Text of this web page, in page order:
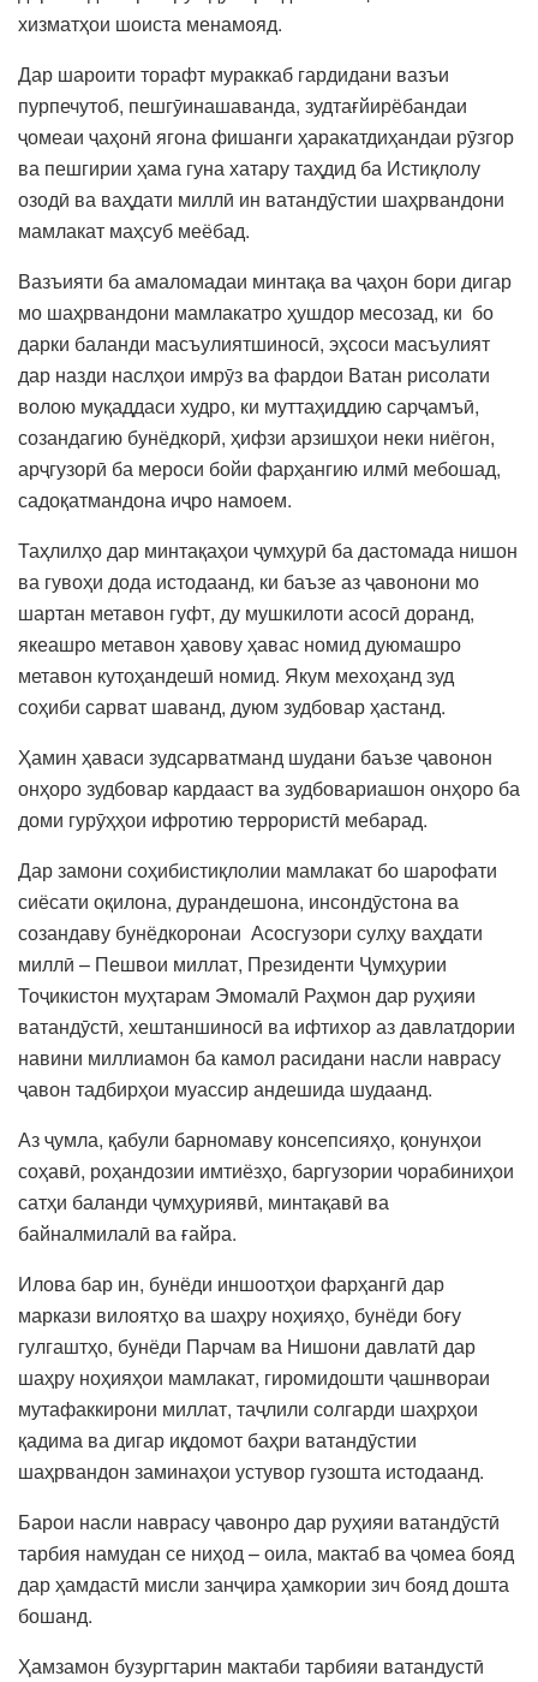
хизматҳои шоиста менамояд.
Дар шароити торафт мураккаб гардидани вазъи
пурпечутоб, пешгӯинашаванда, зудтағйирёбандаи
ҷомеаи ҷаҳонӣ ягона фишанги ҳаракатдиҳандаи рӯзгор
ва пешгирии ҳама гуна хатару таҳдид ба Истиқлолу
озодӣ ва ваҳдати миллӣ ин ватандӯстии шаҳрвандони
мамлакат маҳсуб меёбад.
Вазъияти ба амаломадаи минтақа ва ҷаҳон бори дигар
мо шаҳрвандони мамлакатро ҳушдор месозад, ки бо
дарки баланди масъулиятшиносӣ, эҳсоси масъулият
дар назди наслҳои имрӯз ва фардои Ватан рисолати
волою муқаддаси худро, ки муттаҳиддию сарҷамъӣ,
созандагию бунёдкорӣ, ҳифзи арзишҳои неки ниёгон,
арҷгузорӣ ба мероси бойи фарҳангию илмӣ мебошад,
садоқатмандона иҷро намоем.
Таҳлилҳо дар минтақаҳои ҷумҳурӣ ба дастомада нишон
ва гувоҳи дода истодаанд, ки баъзе аз ҷавонони мо
шартан метавон гуфт, ду мушкилоти асосӣ доранд,
якеашро метавон ҳавову ҳавас номид дуюмашро
метавон кутоҳандешӣ номид. Якум мехоҳанд зуд
соҳиби сарват шаванд, дуюм зудбовар ҳастанд.
Ҳамин ҳаваси зудсарватманд шудани баъзе ҷавонон
онҳоро зудбовар кардааст ва зудбовариашон онҳоро ба
доми гурӯҳҳои ифротию террористӣ мебарад.
Дар замони соҳибистиқлолии мамлакат бо шарофати
сиёсати оқилона, дурандешона, инсондӯстона ва
созандаву бунёдкоронаи Асосгузори сулҳу ваҳдати
миллӣ – Пешвои миллат, Президенти Ҷумҳурии
Тоҷикистон муҳтарам Эмомалӣ Раҳмон дар руҳияи
ватандӯстӣ, хештаншиносӣ ва ифтихор аз давлатдории
навини миллиамон ба камол расидани насли наврасу
ҷавон тадбирҳои муассир андешида шудаанд.
Аз ҷумла, қабули барномаву консепсияҳо, қонунҳои
соҳавӣ, роҳандозии имтиёзҳо, баргузории чорабиниҳои
сатҳи баланди ҷумҳуриявӣ, минтақавӣ ва
байналмилалӣ ва ғайра.
Илова бар ин, бунёди иншоотҳои фарҳангӣ дар
маркази вилоятҳо ва шаҳру ноҳияҳо, бунёди боғу
гулгаштҳо, бунёди Парчам ва Нишони давлатӣ дар
шаҳру ноҳияҳои мамлакат, гиромидошти ҷашнвораи
мутафаккирони миллат, таҷлили солгарди шаҳрҳои
қадима ва дигар иқдомот баҳри ватандӯстии
шаҳрвандон заминаҳои устувор гузошта истодаанд.
Барои насли наврасу ҷавонро дар руҳияи ватандӯстӣ
тарбия намудан се ниҳод – оила, мактаб ва ҷомеа бояд
дар ҳамдастӣ мисли занҷира ҳамкории зич бояд дошта
бошанд.
Ҳамзамон бузургтарин мактаби тарбияи ватандустӣ